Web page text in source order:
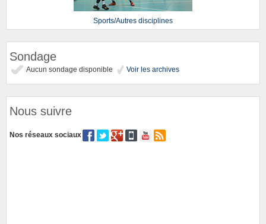
Sports/Autres disciplines
Sondage
Aucun sondage disponible Voir les archives
Nous suivre
Nos réseaux sociaux